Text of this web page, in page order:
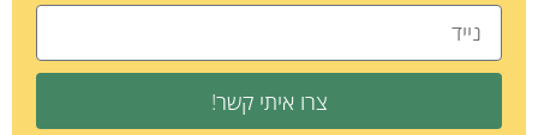
צרו איתי קשר!